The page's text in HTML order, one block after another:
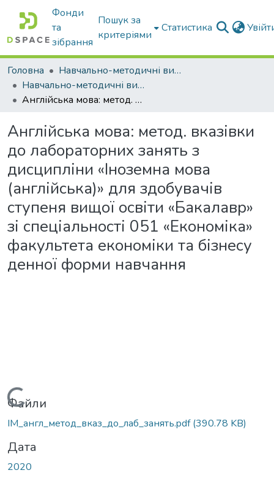
Фонди
та
зібрання
Пошук за
критеріями
Статистика
Головна
Навчально-методичні видання
Навчально-методичні видання
Англійська мова: метод. вказівки до лабораторних занять з дисципліни «Іноземна мова (англійська)» для здобувачів ступеня вищої освіти «Бакалавр» зі спеціальності 051 «Економіка» факультета економіки та бізнесу денної форми навчання
Англійська мова: метод. вказівки
до лабораторних занять з
дисципліни «Іноземна мова
(англійська)» для здобувачів
ступеня вищої освіти «Бакалавр»
зі спеціальності 051 «Економіка»
факультета економіки та бізнесу
денної форми навчання
Вантажиться...
Файли
ІМ_англ_метод_вказ_до_лаб_занять.pdf(390.78 KB)
Дата
2020